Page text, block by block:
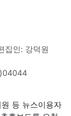
집인: 강덕원
등 뉴스이용자